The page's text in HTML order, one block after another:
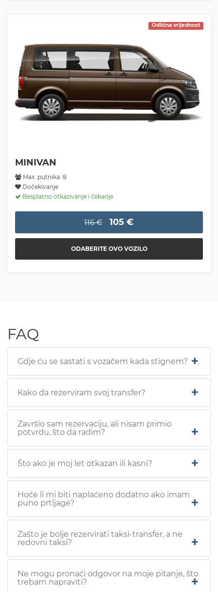
Odlična vrijednost
MINIVAN
Max. putnika: 8
Dočekivanje
Besplatno otkazivanje i čekanje
116 € 105 €
ODABERITE OVO VOZILO
FAQ
Gdje ću se sastati s vozačem kada stignem?
Kako da rezerviram svoj transfer?
Završio sam rezervaciju, ali nisam primio
potvrdu, što da radim?
Što ako je moj let otkazan ili kasni?
Hoće li mi biti naplaćeno dodatno ako imam
puno prtljage?
Zašto je bolje rezervirati taksi-transfer, a ne
redovni taksi?
Ne mogu pronaći odgovor na moje pitanje, što
trebam napraviti?